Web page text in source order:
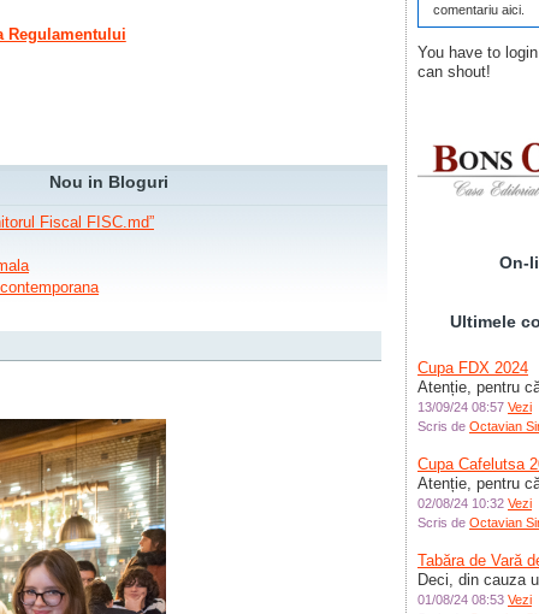
Regulamentului
Nou in Bloguri
Fiscal FISC.md”
comentariu aici.
timeout. Cine
Praga, Anenii
redenumim (sau
rebranding)
Am
Octav :Am
Octav :
Doggyb0w :
contestare la
aÈ™ putea scrie
Octav :Am
etapa 3.
Octav :Am
încerca :)
Octav : Vino la
și cred că
You have to
can shout!
On-
Ultimele
Cupa FDX 2024
Atenție, pentru
13/09/24 08:57 Vezi
Scris de Octavian
Cupa Cafelutsa
Atenție, pentru
02/08/24 10:32 Vezi
Scris de Octavian
Tabăra de Vară
Deci, din cauza
01/08/24 08:53 Vezi